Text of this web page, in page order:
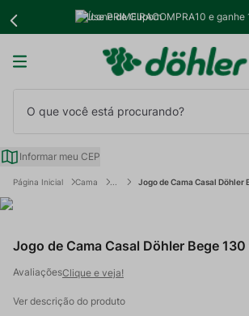
Use PRIMEIRACOMPRA10 e ganhe
Informar meu CEP
Cama Jogo de Cama Casal Döhler
Jogo de Cama Casal Döhler Bege
Clique e veja!
Ver descrição do produto